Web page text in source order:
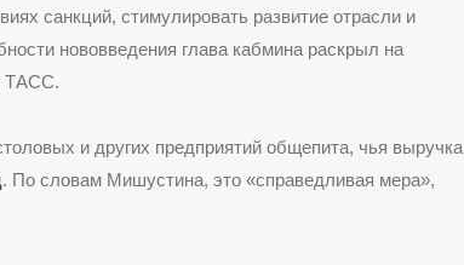
санкций, стимулировать развитие отрасли и
нововведения глава кабмина раскрыл на
ТАСС.
и других предприятий общепита, чья выручка
. По словам Мишустина, это «справедливая мера»,